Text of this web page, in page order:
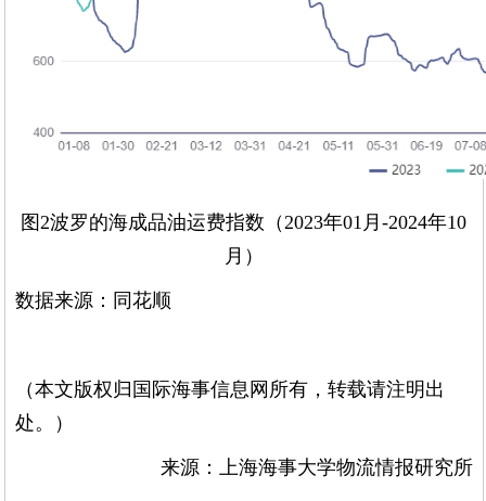
图2波罗的海成品油运费指数（2023年01月-2024年10
月）
数据来源：同花顺
（本文版权归国际海事信息网所有，转载请注明出
处。）
来源：上海海事大学物流情报研究所